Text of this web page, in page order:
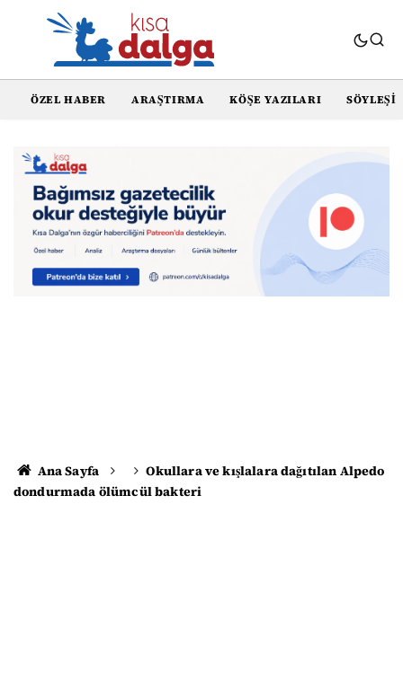
ÖZEL HABER ARAŞTIRMA KÖŞE YAZILARI SÖYLEŞI
Ana Sayfa
Okullara ve kışlalara dağıtılan Alpedo
dondurmada ölümcül bakteri